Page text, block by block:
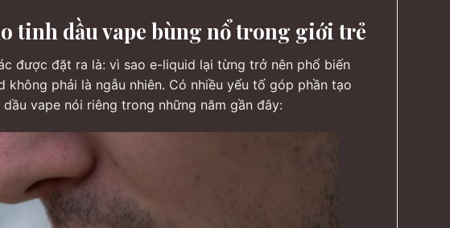
tinh dầu vape bùng nổ trong giới trẻ
được đặt ra là: vì sao e-liquid lại từng trở nên phổ biến
phải là ngẫu nhiên. Có nhiều yếu tố góp phần tạo
vape nói riêng trong những năm gần đây: